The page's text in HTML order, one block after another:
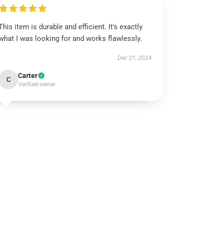
item is durable and efficient. It’s exactly
I was looking for and works flawlessly.
Dec 21, 2024
C Carter
Verified owner